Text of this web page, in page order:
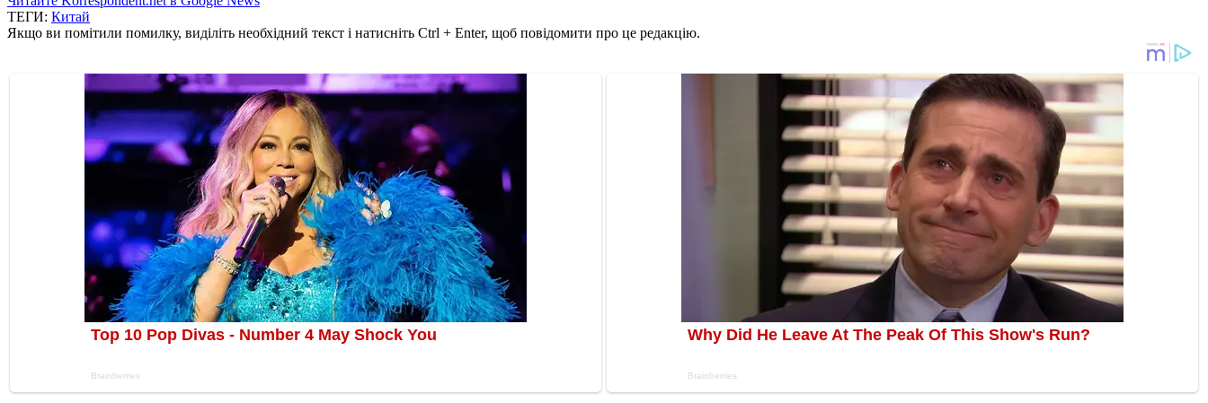
ТЕГИ: Китай
Якщо ви помітили помилку, виділіть необхідний текст і натисніть Ctrl + Enter, щоб повідомити про це редакцію.